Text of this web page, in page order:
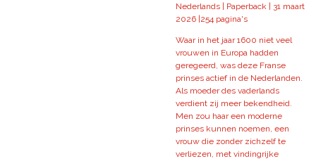
Nederlands | Paperback | 31 maart
2026 | 254 pagina's
Waar in het jaar 1600 niet veel
vrouwen in Europa hadden
geregeerd, was deze Franse
prinses actief in de Nederlanden.
Als moeder des vaderlands
verdient zij meer bekendheid.
Men zou haar een moderne
prinses kunnen noemen, een
vrouw die zonder zichzelf te
verliezen, met vindingrijke